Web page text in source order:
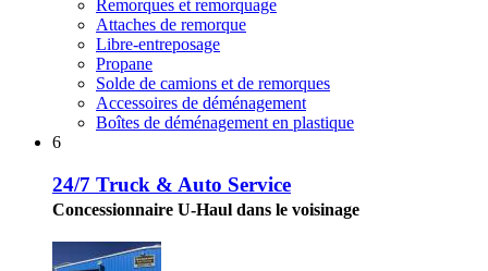
Remorques et remorquage
Attaches de remorque
Libre-entreposage
Propane
Solde de camions et de remorques
Accessoires de déménagement
Boîtes de déménagement en plastique
6
24/7 Truck & Auto Service
Concessionnaire U-Haul dans le voisinage